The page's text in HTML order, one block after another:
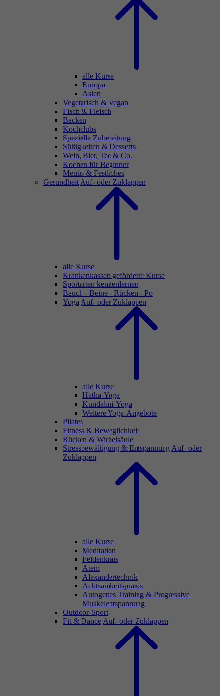
alle Kurse
Europa
Asien
Vegetarisch & Vegan
Fisch & Fleisch
Backen
Kochclubs
Spezielle Zubereitung
Süßigkeiten & Desserts
Wein, Bier, Tee & Co.
Kochen für Beginner
Menüs & Festliches
Gesundheit Auf- oder Zuklappen
alle Kurse
Krankenkassen geförderte Kurse
Sportarten kennenlernen
Bauch - Beine - Rücken - Po
Yoga Auf- oder Zuklappen
alle Kurse
Hatha-Yoga
Kundalini-Yoga
Weitere Yoga-Angebote
Pilates
Fitness & Beweglichkeit
Rücken & Wirbelsäule
Stressbewältigung & Entspannung Auf- oder
Zuklappen
alle Kurse
Meditation
Feldenkrais
Atem
Alexandertechnik
Achtsamkeitspraxis
Autogenes Training & Progressive
Muskelentspannung
Outdoor-Sport
Fit & Dance Auf- oder Zuklappen